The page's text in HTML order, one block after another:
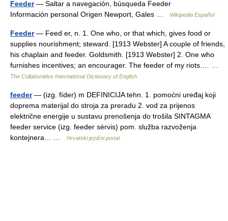
Feeder— Saltar a navegación, búsqueda Feeder
Información personal Origen Newport, Gales …
Wikipedia Español
Feeder— Feed er, n. 1. One who, or that which, gives food or
supplies nourishment; steward. [1913 Webster] A couple of friends,
his chaplain and feeder. Goldsmith. [1913 Webster] 2. One who
furnishes incentives; an encourager. The feeder of my riots.… …
The Collaborative International Dictionary of English
feeder— (izg. fíder) m DEFINICIJA tehn. 1. pomoćni uređaj koji
doprema materijal do stroja za preradu 2. vod za prijenos
električne energije u sustavu prenošenja do trošila SINTAGMA
feeder service (izg. feeder sèrvis) pom. služba razvoženja
kontejnera… …
Hrvatski jezični portal